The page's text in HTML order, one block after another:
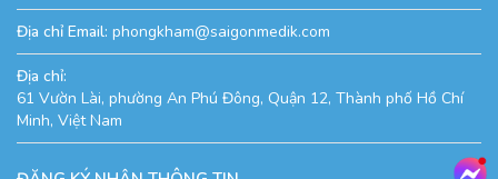
Địa chỉ Email: phongkham@saigonmedik.com
Địa chỉ:
61 Vườn Lài, phường An Phú Đông, Quận 12, Thành phố Hồ Chí
Minh, Việt Nam